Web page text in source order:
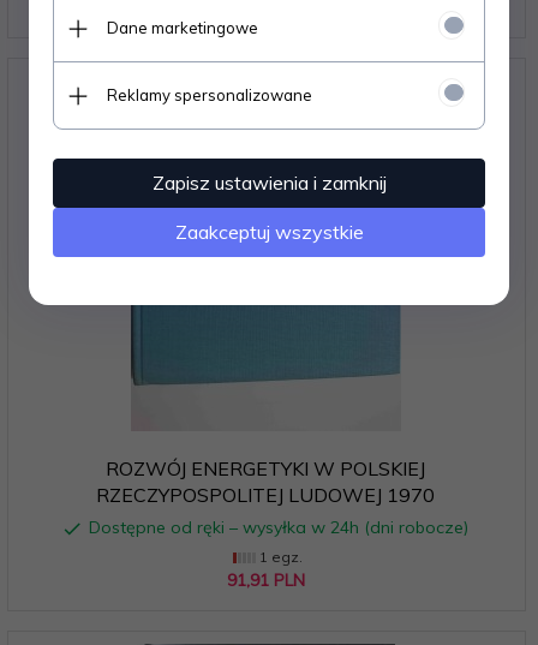
ROZWÓJ ENERGETYKI W POLSKIEJ
RZECZYPOSPOLITEJ LUDOWEJ 1970
Dostępne od ręki – wysyłka w 24h (dni robocze)
1 egz.
91,91 PLN
Dane marketingowe
Reklamy spersonalizowane
Zapisz ustawienia i zamknij
Zaakceptuj wszystkie